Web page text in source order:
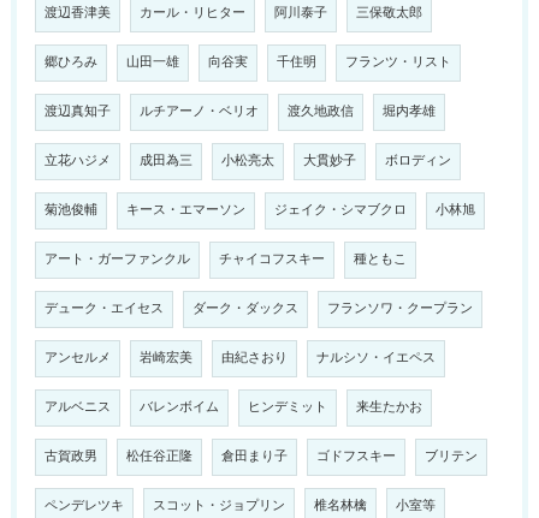
渡辺香津美 カール・リヒター 阿川泰子 三保敬太郎
郷ひろみ 山田一雄 向谷実 千住明 フランツ・リスト
渡辺真知子 ルチアーノ・ベリオ 渡久地政信 堀内孝雄
立花ハジメ 成田為三 小松亮太 大貫妙子 ボロディン
菊池俊輔 キース・エマーソン ジェイク・シマブクロ 小林旭
アート・ガーファンクル チャイコフスキー 種ともこ
デューク・エイセス ダーク・ダックス フランソワ・クープラン
アンセルメ 岩崎宏美 由紀さおり ナルシソ・イエペス
アルベニス バレンボイム ヒンデミット 来生たかお
古賀政男 松任谷正隆 倉田まり子 ゴドフスキー ブリテン
ペンデレツキ スコット・ジョプリン 椎名林檎 小室等